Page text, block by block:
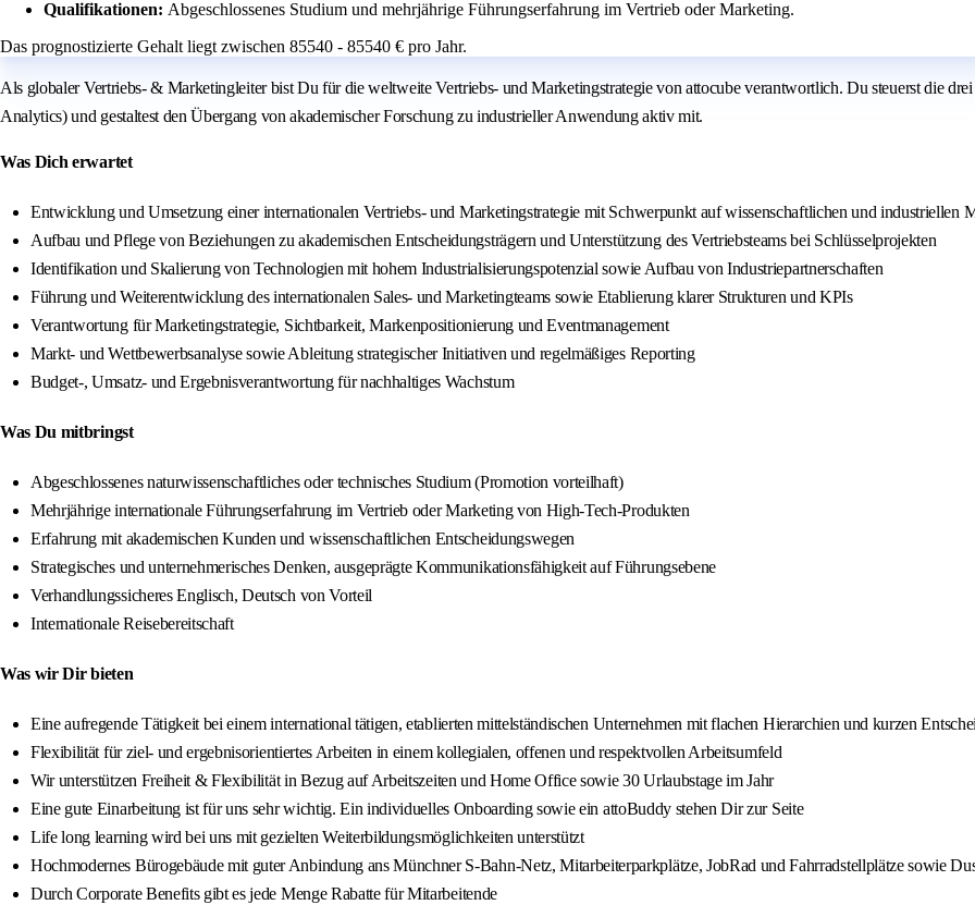
Qualifikationen: Abgeschlossenes Studium und mehrjährige Führungserfahrung im Vertrieb oder Marketing.
Das prognostizierte Gehalt liegt zwischen 85540 - 85540 € pro Jahr.
Als globaler Vertriebs- & Marketingleiter bist Du für die weltweite Vertriebs- und Marketingstrategie von attocube verantwortlich. Du steuerst die
Analytics) und gestaltest den Übergang von akademischer Forschung zu industrieller Anwendung aktiv mit.
Was Dich erwartet
Entwicklung und Umsetzung einer internationalen Vertriebs- und Marketingstrategie mit Schwerpunkt auf wissenschaftlichen und industriellen
Aufbau und Pflege von Beziehungen zu akademischen Entscheidungsträgern und Unterstützung des Vertriebsteams bei Schlüsselprojekten
Identifikation und Skalierung von Technologien mit hohem Industrialisierungspotenzial sowie Aufbau von Industriepartnerschaften
Führung und Weiterentwicklung des internationalen Sales- und Marketingteams sowie Etablierung klarer Strukturen und KPIs
Verantwortung für Marketingstrategie, Sichtbarkeit, Markenpositionierung und Eventmanagement
Markt- und Wettbewerbsanalyse sowie Ableitung strategischer Initiativen und regelmäßiges Reporting
Budget-, Umsatz- und Ergebnisverantwortung für nachhaltiges Wachstum
Was Du mitbringst
Abgeschlossenes naturwissenschaftliches oder technisches Studium (Promotion vorteilhaft)
Mehrjährige internationale Führungserfahrung im Vertrieb oder Marketing von High-Tech-Produkten
Erfahrung mit akademischen Kunden und wissenschaftlichen Entscheidungswegen
Strategisches und unternehmerisches Denken, ausgeprägte Kommunikationsfähigkeit auf Führungsebene
Verhandlungssicheres Englisch, Deutsch von Vorteil
Internationale Reisebereitschaft
Was wir Dir bieten
Eine aufregende Tätigkeit bei einem international tätigen, etablierten mittelständischen Unternehmen mit flachen Hierarchien und kurzen
Flexibilität für ziel- und ergebnisorientiertes Arbeiten in einem kollegialen, offenen und respektvollen Arbeitsumfeld
Wir unterstützen Freiheit & Flexibilität in Bezug auf Arbeitszeiten und Home Office sowie 30 Urlaubstage im Jahr
Eine gute Einarbeitung ist für uns sehr wichtig. Ein individuelles Onboarding sowie ein attoBuddy stehen Dir zur Seite
Life long learning wird bei uns mit gezielten Weiterbildungsmöglichkeiten unterstützt
Hochmodernes Bürogebäude mit guter Anbindung ans Münchner S-Bahn-Netz, Mitarbeiterparkplätze, JobRad und Fahrradstellplätze sowie
Durch Corporate Benefits gibt es jede Menge Rabatte für Mitarbeitende